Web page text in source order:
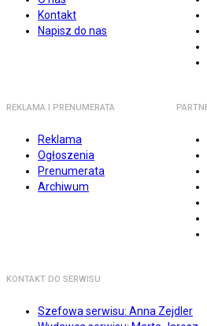
Kontakt
Napisz do nas
REKLAMA I PRENUMERATA
Reklama
Ogłoszenia
Prenumerata
Archiwum
KONTAKT DO SERWISU
Szefowa serwisu: Anna Zejdler